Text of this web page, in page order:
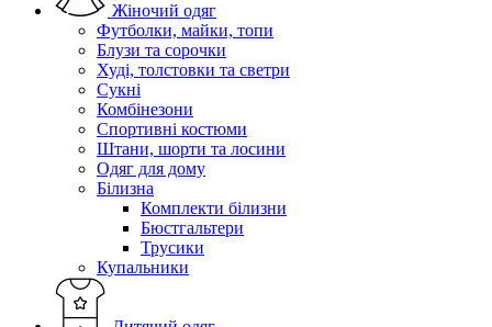
Жіночий одяг
Футболки, майки, топи
Блузи та сорочки
Худі, толстовки та светри
Сукні
Комбінезони
Спортивні костюми
Штани, шорти та лосини
Одяг для дому
Білизна
Комплекти білизни
Бюстгальтери
Трусики
Купальники